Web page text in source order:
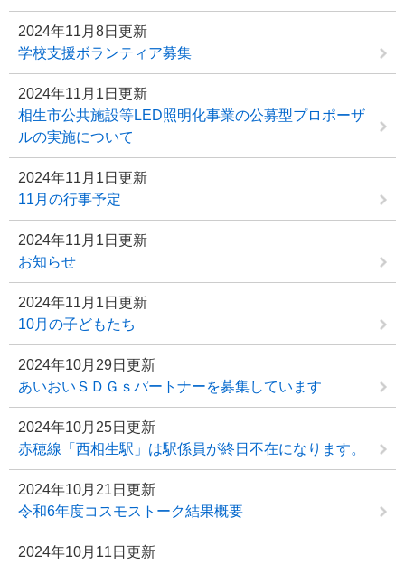
2024年11月8日更新
学校支援ボランティア募集
2024年11月1日更新
相生市公共施設等LED照明化事業の公募型プロポーザ
ルの実施について
2024年11月1日更新
11月の行事予定
2024年11月1日更新
お知らせ
2024年11月1日更新
10月の子どもたち
2024年10月29日更新
あいおいＳＤＧｓパートナーを募集しています
2024年10月25日更新
赤穂線「西相生駅」は駅係員が終日不在になります。
2024年10月21日更新
令和6年度コスモストーク結果概要
2024年10月11日更新